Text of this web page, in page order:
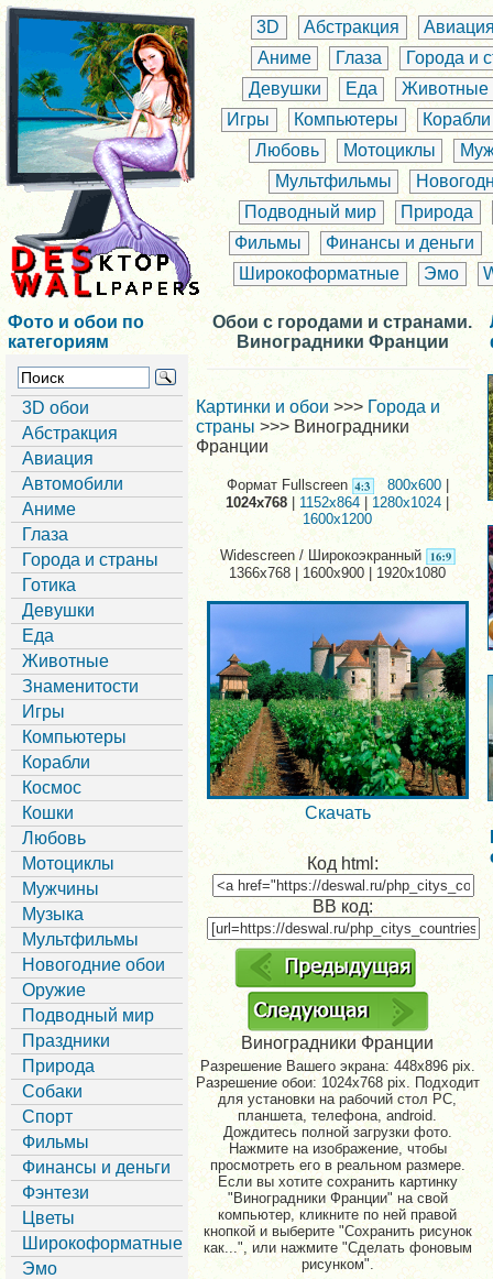
3D Абстракция
Аниме
Глаза
Города и
Девушки
Еда
Животные
Игры
Компьютеры
Корабли
Любовь
Мотоциклы
Мультфильмы
Подводный мир
Природа
Фильмы
Финансы и деньги
Широкоформатные
Эмо
Фото и обои по
категориям
3D обои
Абстракция
Авиация
Автомобили
Аниме
Глаза
Города и страны
Готика
Девушки
Еда
Животные
Знаменитости
Игры
Компьютеры
Корабли
Космос
Кошки
Любовь
Мотоциклы
Мужчины
Музыка
Мультфильмы
Новогодние обои
Оружие
Подводный мир
Праздники
Природа
Собаки
Спорт
Фильмы
Финансы и деньги
Фэнтези
Цветы
Широкоформатные
Эмо
Обои с городами и странами.
Виноградники Франции
Картинки и обои >>> Города и
страны >>> Виноградники
Франции
Формат Fullscreen 800x600
1024x768
1152x864| 1280x1024
1600x1200
Widescreen / Широкоэкранный
1366x768 | 1600x900 | 1920x1080
Скачать
Код html:
BB код:
Виноградники Франции
Разрешение Вашего экрана: 448x896 pix.
Разрешение обои: 1024x768 pix. Подходит
для установки на рабочий стол PC,
планшета, телефона, android.
Дождитесь полной загрузки фото.
Нажмите на изображение, чтобы
просмотреть его в реальном размере.
Если вы хотите сохранить картинку
"Виноградники Франции" на свой
компьютер, кликните по ней правой
кнопкой и выберите "Сохранить рисунок
как...", или нажмите "Сделать фоновым
рисунком".